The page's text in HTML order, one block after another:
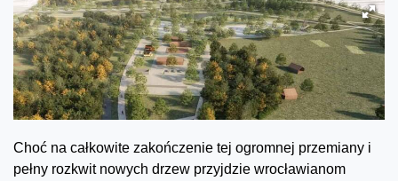
Choć na całkowite zakończenie tej ogromnej przemiany i
pełny rozkwit nowych drzew przyjdzie wrocławianom